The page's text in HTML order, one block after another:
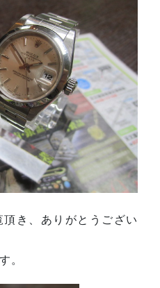
き、ありがとうござい
。